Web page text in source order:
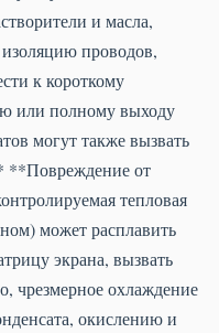
и масла,
изоляцию проводов,
к короткому
или полному выходу
могут также вызвать
**Повреждение от
тепловая
может расплавить
экрана, вызвать
чрезмерное охлаждение
окислению и